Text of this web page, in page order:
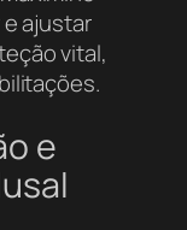
ajustar
vital,
e